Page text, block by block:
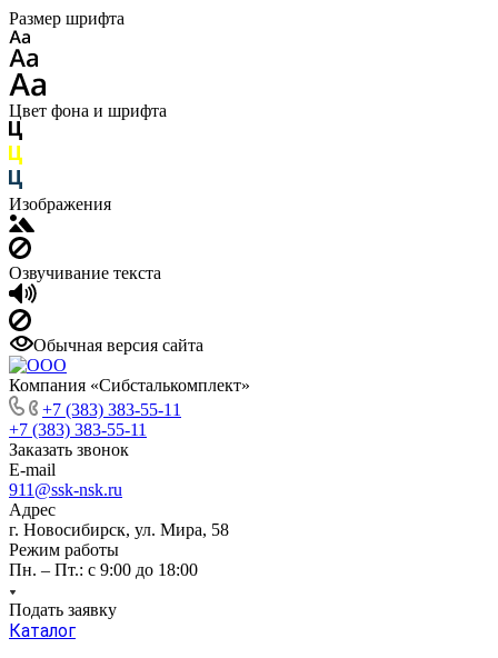
Размер шрифта
Цвет фона и шрифта
Изображения
Озвучивание текста
Обычная версия сайта
Компания «Сибсталькомплект»
+7 (383) 383-55-11
+7 (383) 383-55-11
Заказать звонок
E-mail
911@ssk-nsk.ru
Адрес
г. Новосибирск, ул. Мира, 58
Режим работы
Пн. – Пт.: с 9:00 до 18:00
Подать заявку
Каталог